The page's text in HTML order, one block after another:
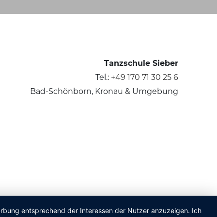
entsprechend der Interessen der Nutzer anzuzeigen. Ich
Tanzschule Sieber
Tel.: +49 170 71 30 25 6
Bad-Schönborn, Kronau & Umgebung